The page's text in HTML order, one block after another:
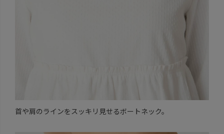
首や肩のラインをスッキリ見せるボートネック。